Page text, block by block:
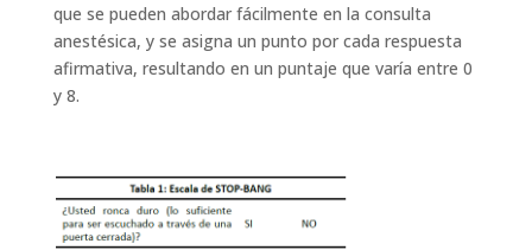
que se pueden abordar fácilmente en la consulta
anestésica, y se asigna un punto por cada respuesta
afirmativa, resultando en un puntaje que varía entre 0
y 8.